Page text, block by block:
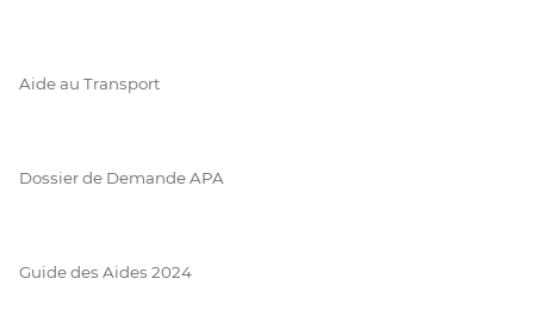
Aide au Transport
Dossier de Demande APA
Guide des Aides 2024